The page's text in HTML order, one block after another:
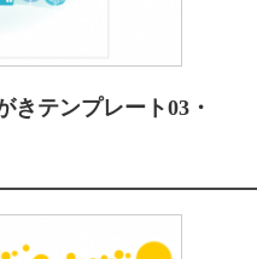
きテンプレート03・